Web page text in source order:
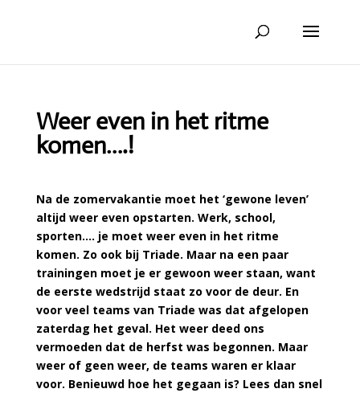
Weer even in het ritme
komen….!
Na de zomervakantie moet het ‘gewone leven’
altijd weer even opstarten. Werk, school,
sporten…. je moet weer even in het ritme
komen. Zo ook bij Triade. Maar na een paar
trainingen moet je er gewoon weer staan, want
de eerste wedstrijd staat zo voor de deur. En
voor veel teams van Triade was dat afgelopen
zaterdag het geval. Het weer deed ons
vermoeden dat de herfst was begonnen. Maar
weer of geen weer, de teams waren er klaar
voor. Benieuwd hoe het gegaan is? Lees dan snel